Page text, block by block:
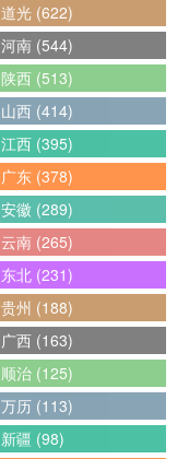
道光 (622)
河南 (544)
陕西 (513)
山西 (414)
江西 (395)
广东 (378)
安徽 (289)
云南 (265)
东北 (231)
贵州 (188)
广西 (163)
顺治 (125)
万历 (113)
新疆 (98)